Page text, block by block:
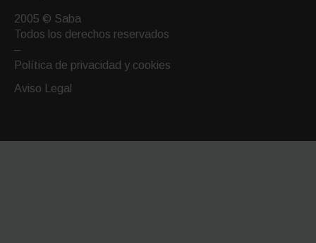
email
2005 © Saba
Todos los derechos reservados
–
Política de privacidad y cookies
Aviso Legal